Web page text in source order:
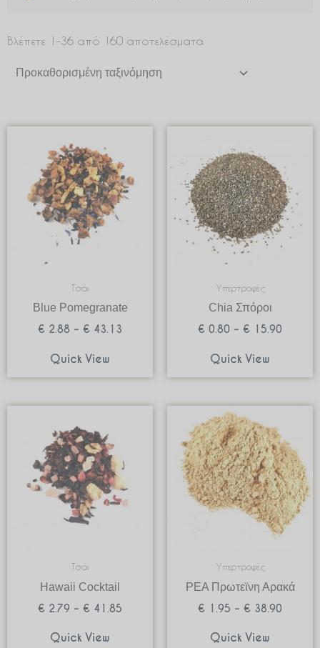
Βλέπετε 1–36 από 160 αποτελέσματα
Τσάι
Blue Pomegranate
€ 2.88 – € 43.13
through
€ 43.13
Quick View
Υπερτροφές
Chia Σπόροι
€ 0.80 – € 15.90
through
€ 15.90
Quick View
Τσάι
Hawaii Cocktail
€ 2.79 – € 41.85
€ 41.85
Quick View
Υπερτροφές
PEA Πρωτεϊνη Αρακά
€ 1.95 – € 38.90
€ 1.95
through
€ 38.90
Quick View